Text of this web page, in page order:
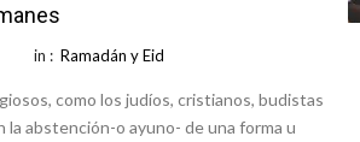
in : Ramadán y Eid
como los judíos, cristianos, budistas
la abstención-o ayuno- de una forma u